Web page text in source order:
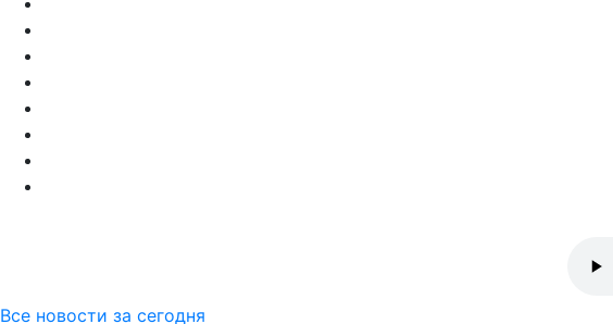
Все новости за сегодня